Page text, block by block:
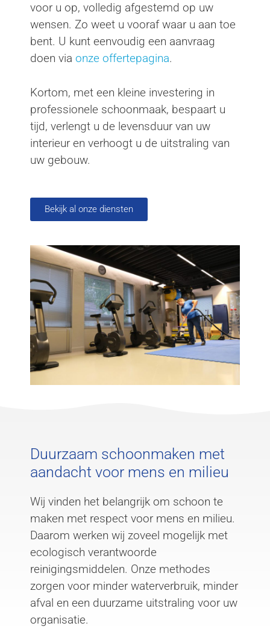
voor u op, volledig afgestemd op uw
wensen. Zo weet u vooraf waar u aan toe
bent. U kunt eenvoudig een aanvraag
doen via onze offertepagina.
Kortom, met een kleine investering in
professionele schoonmaak, bespaart u
tijd, verlengt u de levensduur van uw
interieur en verhoogt u de uitstraling van
uw gebouw.
Bekijk al onze diensten
Duurzaam schoonmaken met
aandacht voor mens en milieu
Wij vinden het belangrijk om schoon te
maken met respect voor mens en milieu.
Daarom werken wij zoveel mogelijk met
ecologisch verantwoorde
reinigingsmiddelen. Onze methodes
zorgen voor minder waterverbruik, minder
afval en een duurzame uitstraling voor uw
organisatie.